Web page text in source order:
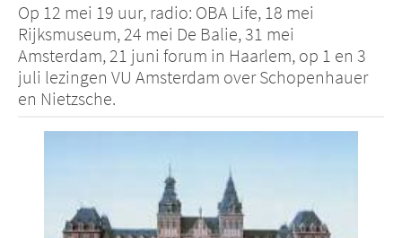
Op 12 mei 19 uur, radio: OBA Life, 18 mei
Rijksmuseum, 24 mei De Balie, 31 mei
Amsterdam, 21 juni forum in Haarlem, op 1 en 3
juli lezingen VU Amsterdam over Schopenhauer
en Nietzsche.